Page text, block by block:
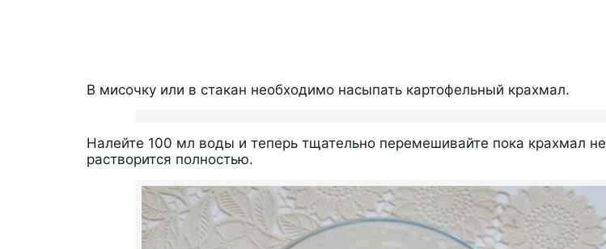
В мисочку или в стакан необходимо насыпать картофельный крахмал.
Налейте 100 мл воды и теперь тщательно перемешивайте пока крахмал не
растворится полностью.